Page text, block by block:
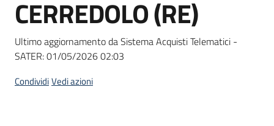
su
CERREDOLO (RE)
Ultimo aggiornamento da Sistema Acquisti Telematici -
SATER:01/05/2026 02:03
CondividiVedi azioni